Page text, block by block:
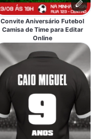
Convite Aniversário Futebol
Camisa de Time para Editar
Online